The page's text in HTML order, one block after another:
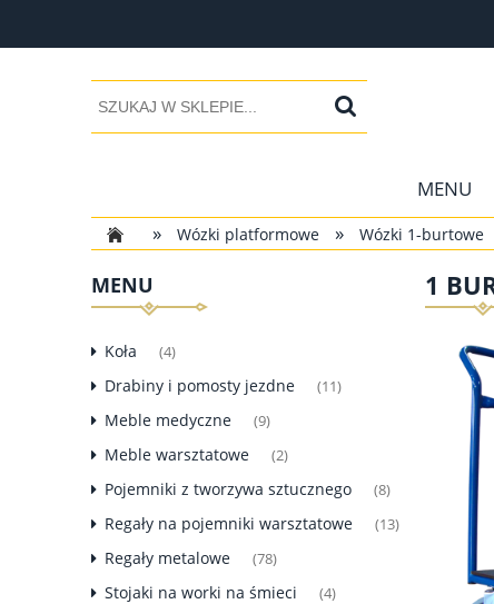
MENU
»
Wózki platformowe » Wózki 1-burtowe
MENU
Koła (4)
Drabiny i pomosty jezdne (11)
Meble medyczne (9)
Meble warsztatowe (2)
Pojemniki z tworzywa sztucznego (8)
Regały na pojemniki warsztatowe (13)
Regały metalowe (78)
Stojaki na worki na śmieci (4)
1